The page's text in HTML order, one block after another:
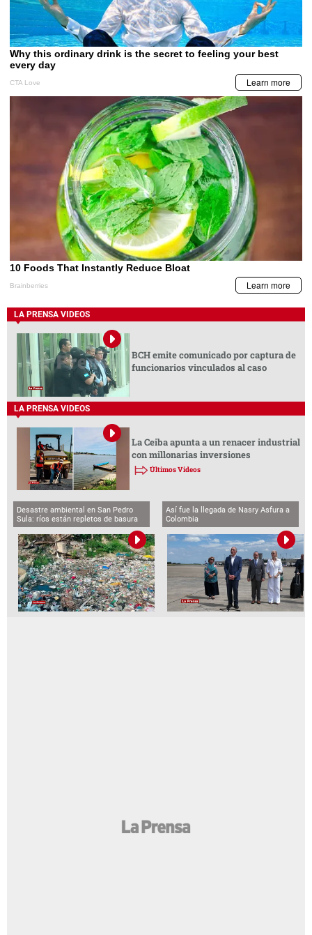
LA PRENSA VIDEOS
BCH emite comunicado por captura de
funcionarios vinculados al caso
LA PRENSA VIDEOS
La Ceiba apunta a un renacer industrial
con millonarias inversiones
Últimos Videos
Desastre ambiental en San Pedro
Sula: ríos están repletos de basura
Así fue la llegada de Nasry Asfura a
Colombia